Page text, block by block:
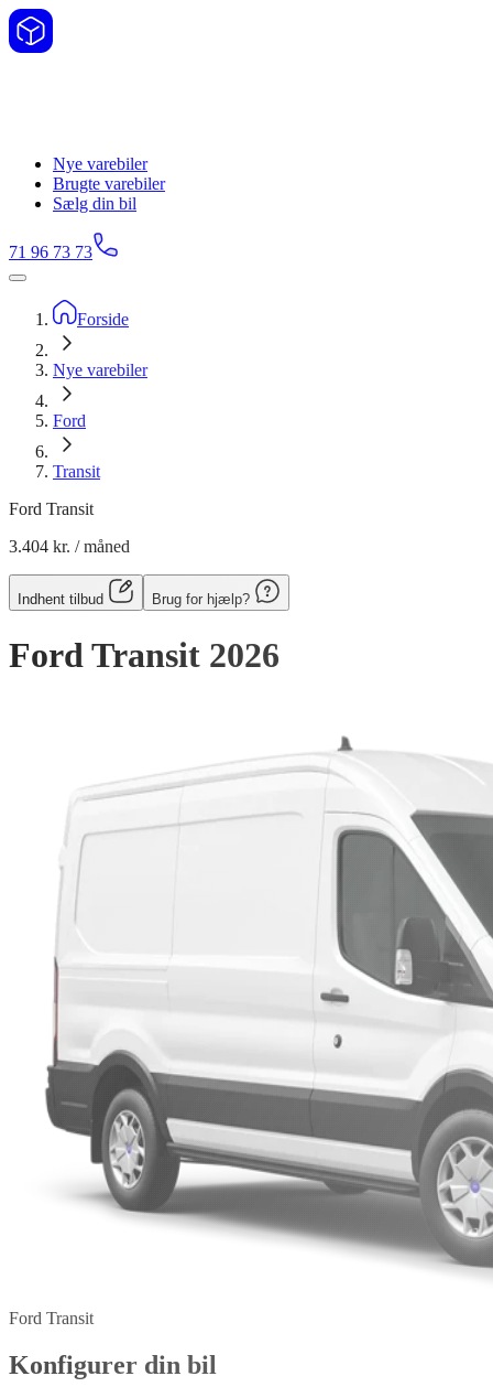
Nye varebiler
Brugte varebiler
Sælg din bil
71 96 73 73
Forside
Nye varebiler
Ford
Transit
Ford Transit
3.404 kr. / måned
Indhent tilbud Brug for hjælp?
Ford Transit 2026
Ford Transit
Konfigurer din bil